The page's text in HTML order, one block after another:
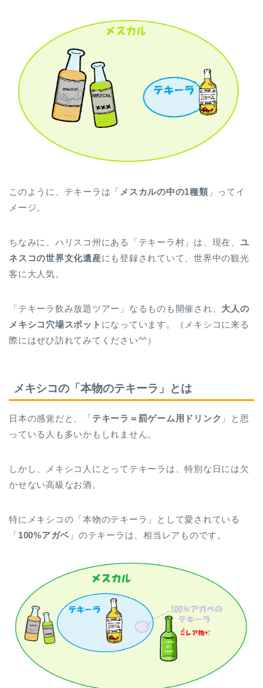
このように、テキーラは「 メスカルの中の1種類 」ってイ
メージ。
ちなみに、ハリスコ州にある「テキーラ村」は、現在、 ユ
ネスコの世界文化遺産にも登録されていて、世界中の観光
客に大人気。
「テキーラ飲み放題ツアー」なるものも開催され、 大人の
メキシコ穴場スポット になっています。（メキシコに来る
際にはぜひ訪れてみてください^^）
メキシコの「本物のテキーラ」とは
日本の感覚だと、「テキーラ＝罰ゲーム用ドリンク 」と思
っている人も多いかもしれません。
しかし、メキシコ人にとってテキーラは、特別な日には欠
かせない高級なお酒。
特にメキシコの「本物のテキーラ」として愛されている
「100%アガベ 」のテキーラは、相当レアものです。